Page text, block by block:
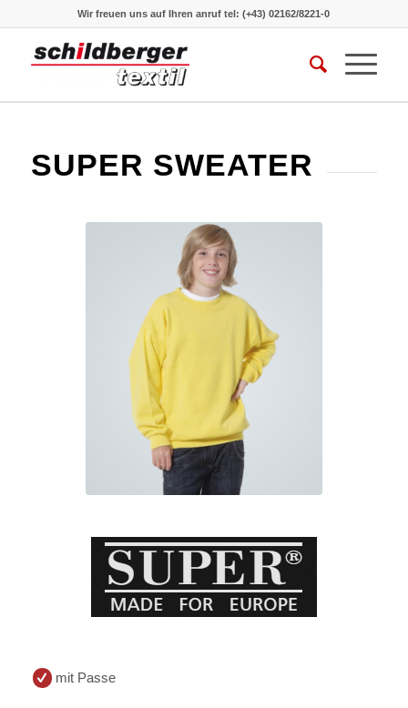
Wir freuen uns auf Ihren anruftel: (+43) 02162/8221-0
SUPER SWEATER
mit Passe